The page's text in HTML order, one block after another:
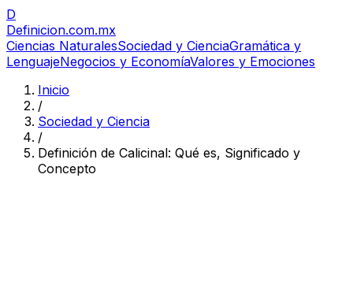
D
Definicion.com.mx
Ciencias NaturalesSociedad y CienciaGramática y
LenguajeNegocios y EconomíaValores y Emociones
Inicio
/
Sociedad y Ciencia
/
Definición de Calicinal: Qué es, Significado y
Concepto